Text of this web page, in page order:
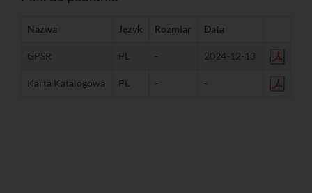
Nazwa Język Rozmiar Data
GPSR PL - 2024-12-13
Karta Katalogowa PL - -